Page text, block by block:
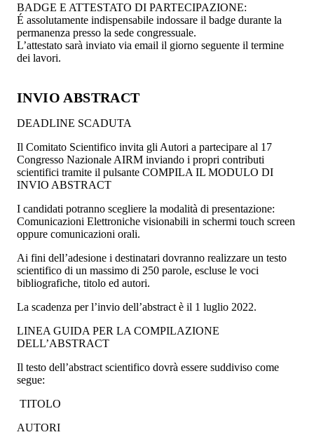
BADGE E ATTESTATO DI PARTECIPAZIONE:
É assolutamente indispensabile indossare il badge durante la
permanenza presso la sede congressuale.
L’attestato sarà inviato via email il giorno seguente il termine
dei lavori.
INVIO ABSTRACT
DEADLINE SCADUTA
Il Comitato Scientifico invita gli Autori a partecipare al 17
Congresso Nazionale AIRM inviando i propri contributi
scientifici tramite il pulsante COMPILA IL MODULO DI
INVIO ABSTRACT
I candidati potranno scegliere la modalità di presentazione:
Comunicazioni Elettroniche visionabili in schermi touch screen
oppure comunicazioni orali.
Ai fini dell’adesione i destinatari dovranno realizzare un testo
scientifico di un massimo di 250 parole, escluse le voci
bibliografiche, titolo ed autori.
La scadenza per l’invio dell’abstract è il 1 luglio 2022.
LINEA GUIDA PER LA COMPILAZIONE
DELL’ABSTRACT
Il testo dell’abstract scientifico dovrà essere suddiviso come
segue:
TITOLO
AUTORI